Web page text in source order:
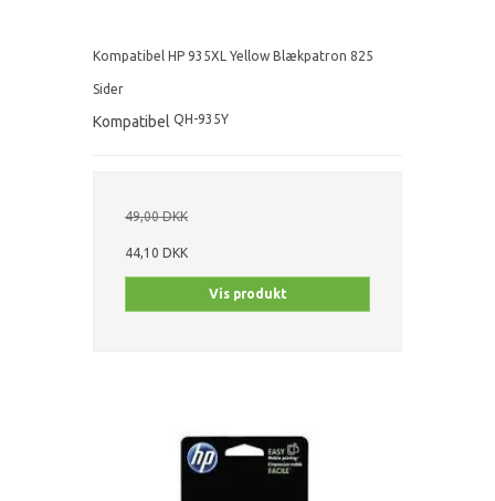
Kompatibel HP 935XL Yellow Blækpatron 825
Sider
Kompatibel QH-935Y
49,00 DKK
44,10 DKK
Vis produkt